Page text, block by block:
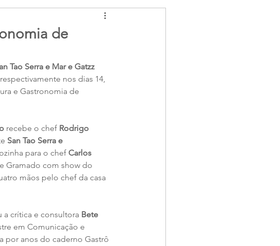
de
Tao Serra e Mar e Gatzz
nos dias 14,
e Gastronomia de
recebe o chef Rodrigo
San Tao Serra e
para o chef Carlos
Gramado com show do
mãos pelo chef da casa
a crítica e consultora Bete
em Comunicação e
por anos do caderno Gastrô